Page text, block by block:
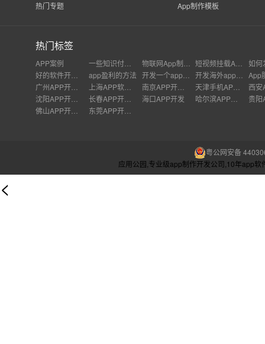
热门专题
App制作模板
热门标签
APP案例
app盈利的方法
App
海口APP开发
粤公网安备
应用公园,专业级app制作开发公司,10年app
<